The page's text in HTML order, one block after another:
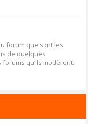
forum que sont les
de quelques
qu’ils modèrent.